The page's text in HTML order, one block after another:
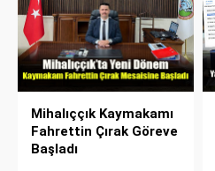
Mihalıççık Kaymakamı
Fahrettin Çırak Göreve
Başladı